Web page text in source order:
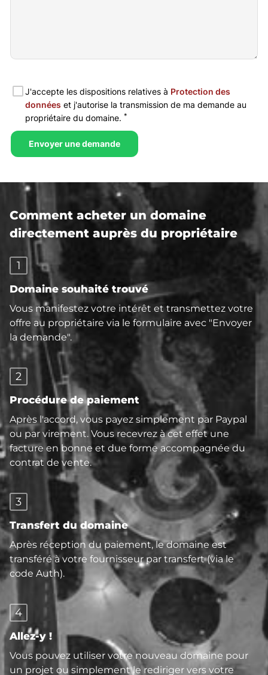
Comment acheter un domaine
directement auprès du propriétaire
1
Domaine souhaité trouvé
Vous manifestez votre intérêt et transmettez votre
offre au propriétaire via le formulaire avec "Envoyer
la demande".
2
Procédure de paiement
Après l'accord, vous payez simplement par Paypal
ou par virement. Vous recevrez à cet effet une
facture en bonne et due forme accompagnée du
contrat de vente.
3
Transfert du domaine
Après réception du paiement, le domaine est
transféré à votre fournisseur par transfert (via le
code Auth).
4
Allez-y !
Vous pouvez utiliser votre nouveau domaine pour
un projet ou simplement le rediriger vers votre